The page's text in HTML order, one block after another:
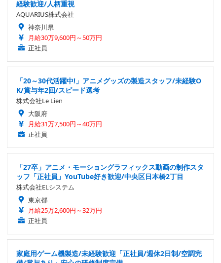
経験歓迎/人柄重視
AQUARIUS株式会社
神奈川県
月給30万9,600円～50万円
正社員
「20～30代活躍中!」アニメグッズの製造スタッフ/未経験O
K/賞与年2回/スピード選考
株式会社Le Lien
大阪府
月給31万7,500円～40万円
正社員
「27卒」アニメ・モーショングラフィックス動画の制作スタ
ッフ「正社員」YouTube好き歓迎/中央区日本橋2丁目
株式会社ELシステム
東京都
月給25万2,600円～32万円
正社員
家庭用ゲーム機製造/未経験歓迎「正社員/週休2日制/空調完